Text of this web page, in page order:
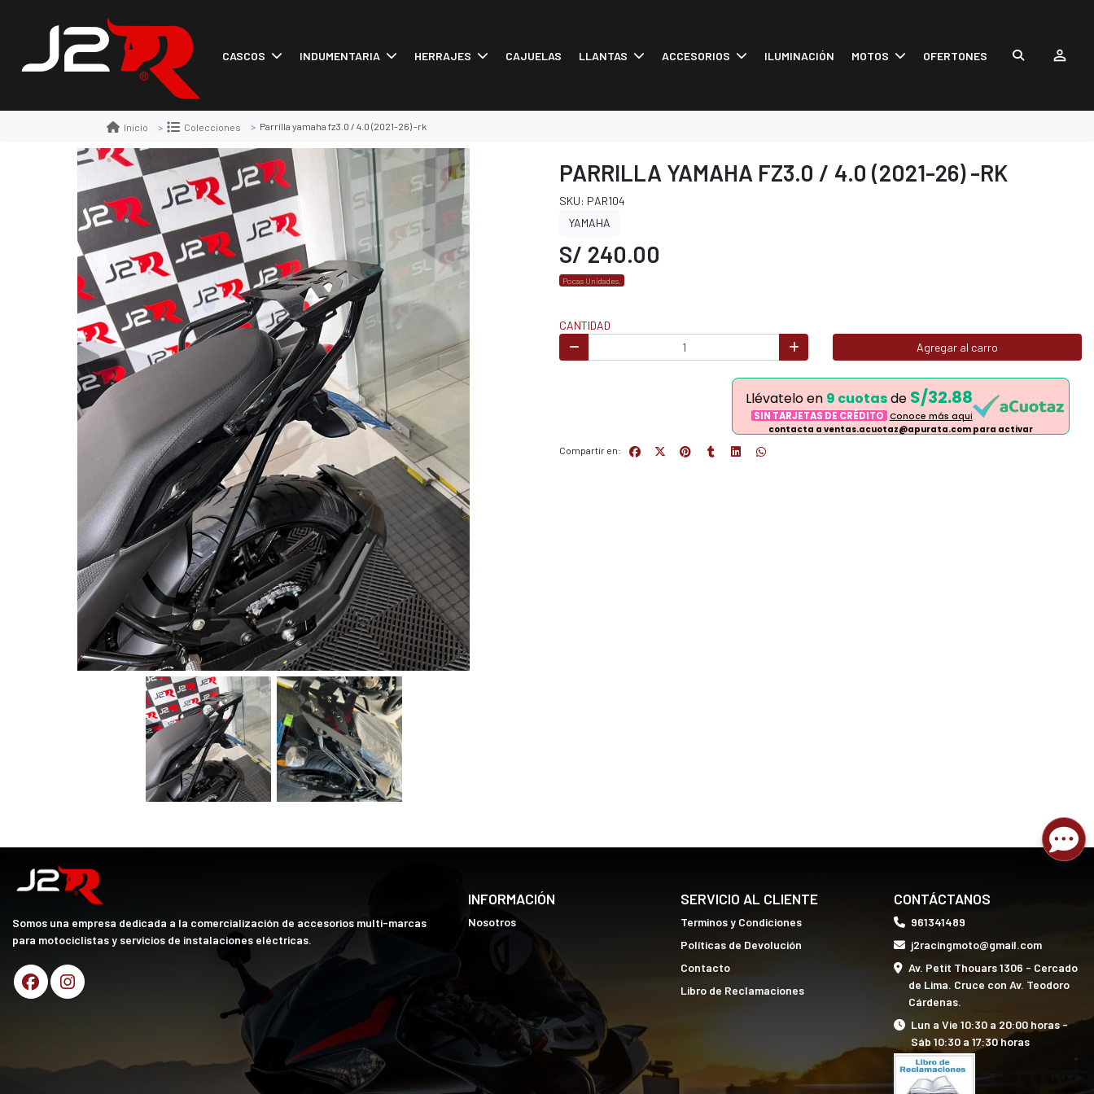
CASCOS INDUMENTARIA HERRAJES CAJUELAS LLANTAS ACCESORIOS ILUMINACIÓN MOTOS OFERTONES
Inicio Colecciones Parrilla yamaha fz3.0 / 4.0 (2021-26) -rk
PARRILLA YAMAHA FZ3.0 / 4.0 (2021-26) -RK
SKU: PAR104
YAMAHA
S/ 240.00
Pocas Unidades.
CANTIDAD
Agregar al carro
Llévatelo en 9 cuotasde S/32.88
SIN TARJETAS DE CRÉDITO Conoce más aqui
contacta a ventas.acuotaz@apurata.com para activar
Compartir en:
Somos una empresa dedicada a la comercialización de accesorios multi-marcas
para motociclistas y servicios de instalaciones eléctricas.
INFORMACIÓN
Nosotros
SERVICIO AL CLIENTE
Terminos y Condiciones
Políticas de Devolución
Contacto
Libro de Reclamaciones
CONTÁCTANOS
961341489
j2racingmoto@gmail.com
Av. Petit Thouars 1306 - Cercado
de Lima. Cruce con Av. Teodoro
Cárdenas.
Lun a Vie 10:30 a 20:00 horas -
Sáb 10:30 a 17:30 horas